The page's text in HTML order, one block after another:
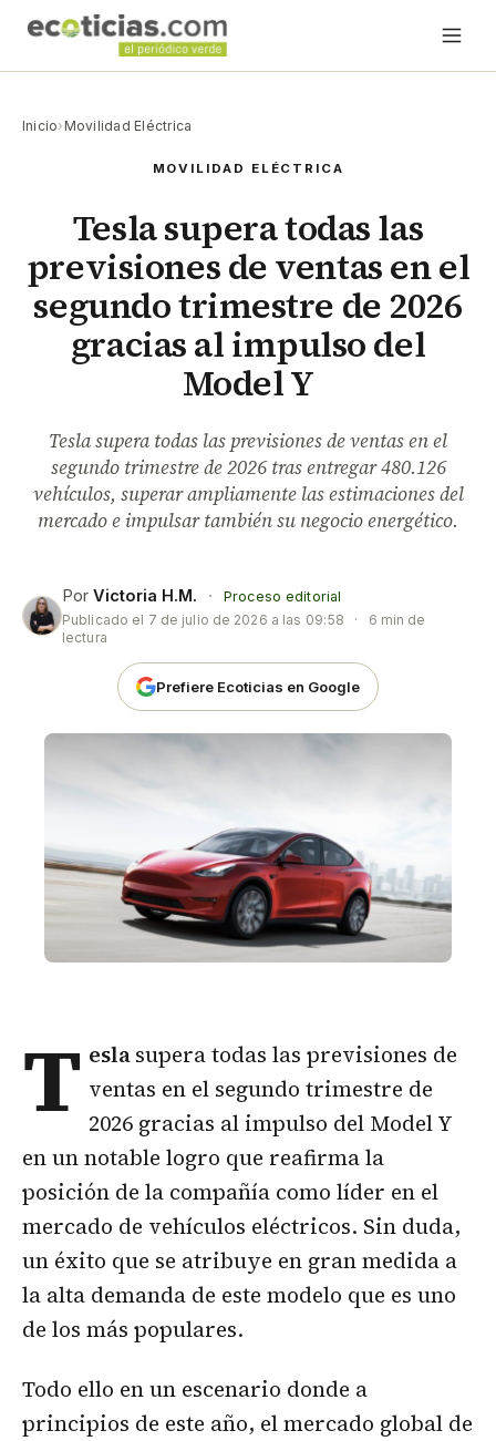
Inicio› Movilidad Eléctrica
MOVILIDAD ELÉCTRICA
Tesla supera todas las
previsiones de ventas en el
segundo trimestre de 2026
gracias al impulso del
Model Y
Tesla supera todas las previsiones de ventas en el
segundo trimestre de 2026 tras entregar 480.126
vehículos, superar ampliamente las estimaciones del
mercado e impulsar también su negocio energético.
Por Victoria H.M. ·
Proceso editorial
Publicado el 7 de julio de 2026 a las 09:58 ·
6 min de
lectura
Prefiere Ecoticias en Google
T eslasupera todas las previsiones de
ventas en el segundo trimestre de
2026 gracias al impulso del Model Y
en un notable logro que reafirma la
posición de la compañía como líder en el
mercado de vehículos eléctricos. Sin duda,
un éxito que se atribuye en gran medida a
la alta demanda de este modelo que es uno
de los más populares.
Todo ello en un escenario donde a
principios de este año, el mercado global de